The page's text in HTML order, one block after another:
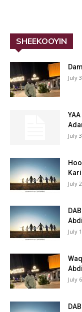
SHEEKOOYIN
July
July
July
July
July